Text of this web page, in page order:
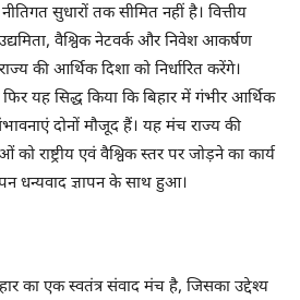
सुधारों तक सीमित नहीं है। वित्तीय
वैश्विक नेटवर्क और निवेश आकर्षण
की आर्थिक दिशा को निर्धारित करेंगे।
यह सिद्ध किया कि बिहार में गंभीर आर्थिक
दोनों मौजूद हैं। यह मंच राज्य की
राष्ट्रीय एवं वैश्विक स्तर पर जोड़ने का कार्य
धन्यवाद ज्ञापन के साथ हुआ।
का एक स्वतंत्र संवाद मंच है, जिसका उद्देश्य